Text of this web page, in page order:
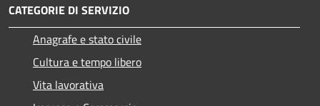
CATEGORIE DI SERVIZIO
Anagrafe e stato civile
Cultura e tempo libero
Vita lavorativa